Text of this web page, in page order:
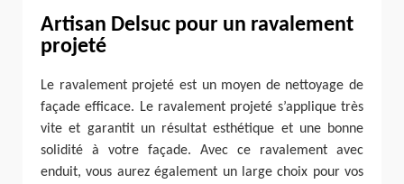
Artisan Delsuc pour un ravalement
projeté
Le ravalement projeté est un moyen de nettoyage de
façade efficace. Le ravalement projeté s’applique très
vite et garantit un résultat esthétique et une bonne
solidité à votre façade. Avec ce ravalement avec
enduit, vous aurez également un large choix pour vos